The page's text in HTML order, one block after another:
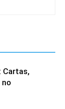
Cartas,